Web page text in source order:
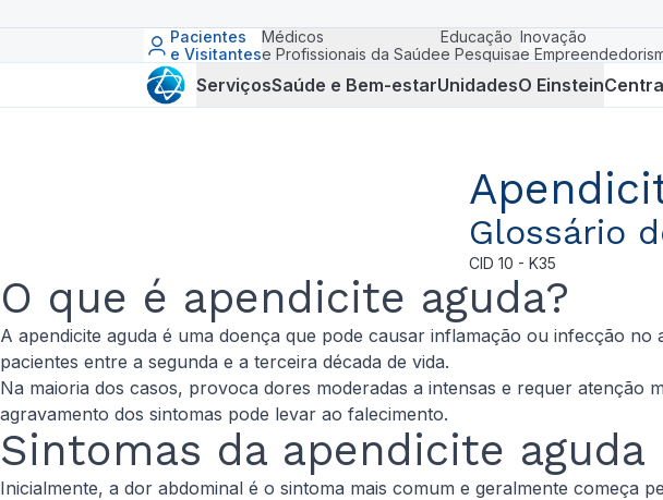
Pacientes
e Visitantes
Médicos
e Profissionais da Saúde
Educação
e Pesquisa
Inovação
e
ServiçosSaúde e Bem-estarUnidadesO Einstein
Glossário
CID 10 - K35
O que é apendicite aguda?
A apendicite aguda é uma doença que pode causar inflamação ou infecção
pacientes entre a segunda e a terceira década de vida.
Na maioria dos casos, provoca dores moderadas a intensas e requer
agravamento dos sintomas pode levar ao falecimento.
Sintomas da apendicite aguda
Inicialmente, a dor abdominal é o sintoma mais comum e geralmente